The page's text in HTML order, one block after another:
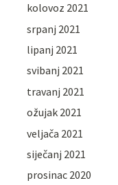
kolovoz 2021
srpanj 2021
lipanj 2021
svibanj 2021
travanj 2021
ožujak 2021
veljača 2021
siječanj 2021
prosinac 2020